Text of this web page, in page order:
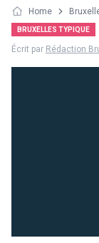
Home
BRUXELLES TYPIQUE
Écrit par Rédaction